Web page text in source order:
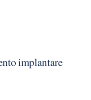
implantare